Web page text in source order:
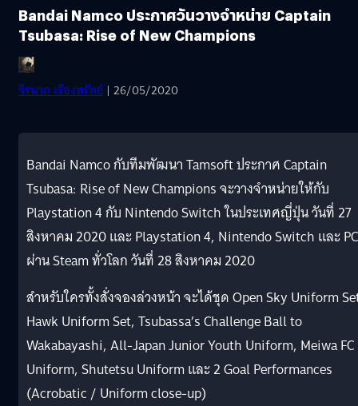
Bandai Namco ประกาศวันวางจำหน่าย Captain
Tsubasa: Rise of New Champions
จีรนาถ เรืองทรัพย์ | 26/05/2020
Bandai Namco กับทีมพัฒนา Tamsoft ประกาศ Captain
Tsubasa: Rise of New Champions จะวางจำหน่ายให้กับ
Playstation 4 กับ Nintendo Switch ในประเทศญี่ปุ่น วันที่ 27
สิงหาคม 2020 และ Playstation 4, Nintendo Switch และ PC
ผ่าน Steam ทั่วโลก วันที่ 28 สิงหาคม 2020
สำหรับใครทั้งสั่งจองล่วงหน้า จะได้ชุด Open Sky Uniform
Hawk Uniform Set, Tsubassa’s Challenge Ball to
Wakabayashi, All-Japan Junior Youth Uniform, Meiwa FC
Uniform, Shutetsu Uniform และ 2 Goal Performances
(Acrobatic / Uniform close-up)